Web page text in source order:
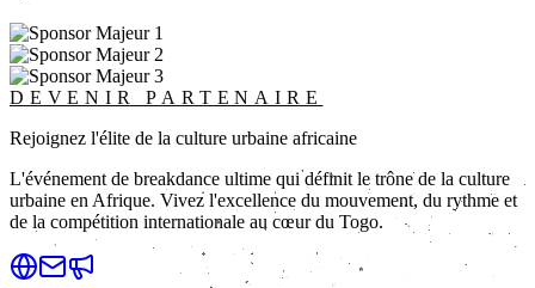
DEVENIR PARTENAIRE
Rejoignez l'élite de la culture urbaine africaine
L'événement de breakdance ultime qui définit le trône de la culture
urbaine en Afrique. Vivez l'excellence du mouvement, du rythme et
de la compétition internationale au cœur du Togo.